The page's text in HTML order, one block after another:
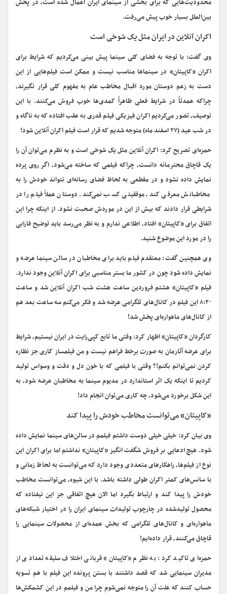
محدودیت‌هایی که برای بخشی از سینمای ایران اعمال شده است، در پخش
بین‌الملل بسیار خوب پیش می‌رفت.
اکران آنلاین در ایران مثل یک شوخی است
وی گفت: با توجه به فضای کلی سینما پیش بینی می‌کردیم که شرایط برای
اکران «کاپیتان» در سینماها مناسب نیست و ممکن است فیلم‌هایی از این
دست به زعم دوستان مورد اقبال مخاطب عام به مفهوم کلی قرار نگیرند،
چراکه عمدتاً در شرایط فعلی ظاهراً کمدی‌ها خوب فروش می‌کنند. با این
توصیف، تصور می‌کردیم اکران فیزیکی فیلم قدری به عقب افتاده که به ناگاه و
در شب عید (۲۷ اسفند ماه) متوجه شدیم که قرار است فیلم اکران آنلاین شود!
حمزه‌ای تصریح کرد: اکران آنلاین مثل یک شوخی است و به نظرم می‌توان آن را
یک قاچاق محترمانه دانست، چراکه فیلمی که ساخته می‌شود، اگر روی پرده
نمایش داده نشود و در مقطعی به لحاظ فضای رسانه‌ای نتواند خودش را به
مخاطبانش معرفی کند، موفقیتی کسب نمی‌کند. دوستان عملاً فیلم را در
شرایطی قرار دادند که بیش از این در موردش صحبت نشود. از اینکه چرا این
اتفاق برای «کاپیتان» افتاد، اطلاعی ندارم و به نظر می‌رسد باید توضیح فارابی
را در مورد این موضوع شنید.
وی همچنین گفت: معتقدم فیلم باید برای مخاطبان در سالن سینما عرضه و
نمایش داده شود چون در کشور ما بستر مناسبی برای اکران آنلاین وجود ندارد.
فیلم «کاپیتان» هشتم فروردین ساعت هشت شب اکران آنلاین شد و ساعت
۸:۲۰ این فیلم در کانال‌های تلگرامی عرضه شد و فکر می‌کنم سه ساعت بعد هم
از کانال‌های ماهواره‌ای پخش شد!
کارگردان «کاپیتان» اظهار کرد: وقتی ما تابع کپی‌رایت در ایران نیستیم، شرایط
برای عرضه آثارمان به صورت برخط فراهم نیست و من فیلمساز کاری جز نظاره
کردن نمی‌توانم بکنم!؟ وقتی با فیلمی که با خون دل و دقت و وسواس تولید
کردیم تا اینکه یک اثر استاندارد در مدیوم سینما به مخاطبان عرضه شود، به
این شکل برخورد می‌شود، چه کاری می‌توان انجام داد!
«کاپیتان» می‌توانست مخاطب خودش را پیدا کند
وی بیان کرد: خیلی خیلی دوست داشتم فیلمم در سالن‌های سینما نمایش داده
شود. هیچ ادعایی بر فروش شگفت انگیز «کاپیتان» نداشتم اما برای اکران این
نوع از فیلم‌ها، راهکارهای متعددی وجود دارد که می‌توانست به لحاظ زمانی و
با سانس‌های کمتر اکران طولی داشته باشد. با این شیوه، می‌توانست مخاطب
خودش را پیدا کند و ارتباط بگیرد اما الان هیچ اتفاقی جز این نیفتاده که
محصول تولیدشده در چارچوب تولیدات سینمای ایران را در اختیار شبکه‌های
ماهواره‌ای و کانال‌های تلگرامی که بخش عمده‌ای از محصولات سینمایی را
قاچاق می‌کنند، قرار داده‌ایم!
حمزه‌ای تاکید کرد: به نظرم «کاپیتان» قربانی اختلاف سلیقه تعدادی از
مدیران سینمایی شد که قصد داشتند با بستن پرونده این فیلم با هم تسویه
حساب کنند که علت آن را متوجه نمی‌شوم چرا من و فیلمم در این کشمکش‌ها